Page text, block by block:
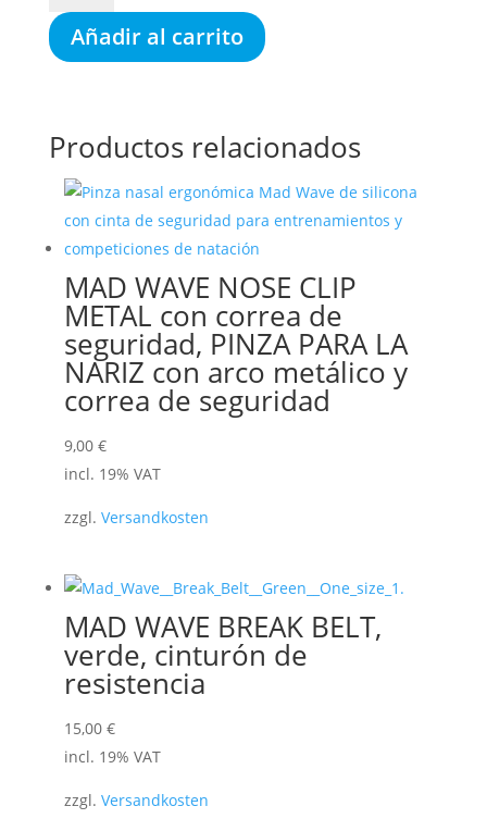
WAVE
ALIEN,
blanco/rojo/plateado
Añadir al carrito
Productos relacionados
MAD WAVE NOSE CLIP
METAL con correa de
seguridad, PINZA PARA LA
NARIZ con arco metálico y
correa de seguridad
9,00 €
incl. 19% VAT
zzgl. Versandkosten
MAD WAVE BREAK BELT,
verde, cinturón de
resistencia
15,00 €
incl. 19% VAT
zzgl. Versandkosten